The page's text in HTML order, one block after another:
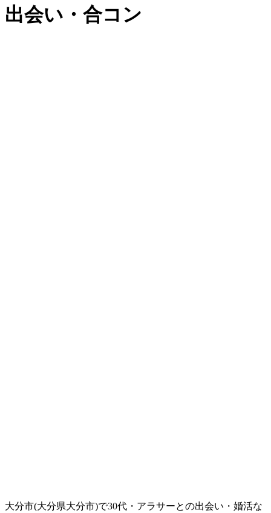
出会い・合コン
大分市(大分県大分市)で30代・アラサーとの出会い・婚活な